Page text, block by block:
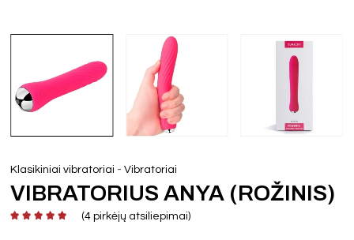
Klasikiniai vibratoriai -Vibratoriai
VIBRATORIUS ANYA (ROŽINIS)
(4 pirkėjų atsiliepimai)